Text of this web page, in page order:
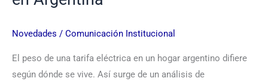
Novedades / Comunicación Institucional
El peso de una tarifa eléctrica en un hogar argentino difiere
según dónde se vive. Así surge de un análisis de